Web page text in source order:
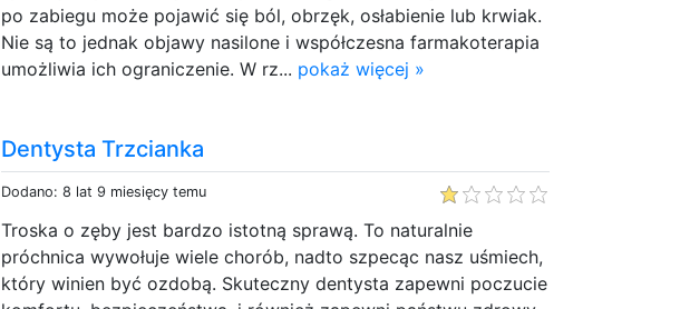
po zabiegu może pojawić się ból, obrzęk, osłabienie lub krwiak.
Nie są to jednak objawy nasilone i współczesna farmakoterapia
umożliwia ich ograniczenie. W rz... pokaż więcej »
Dentysta Trzcianka
Dodano: 8 lat 9 miesięcy temu
Troska o zęby jest bardzo istotną sprawą. To naturalnie
próchnica wywołuje wiele chorób, nadto szpecąc nasz uśmiech,
który winien być ozdobą. Skuteczny dentysta zapewni poczucie